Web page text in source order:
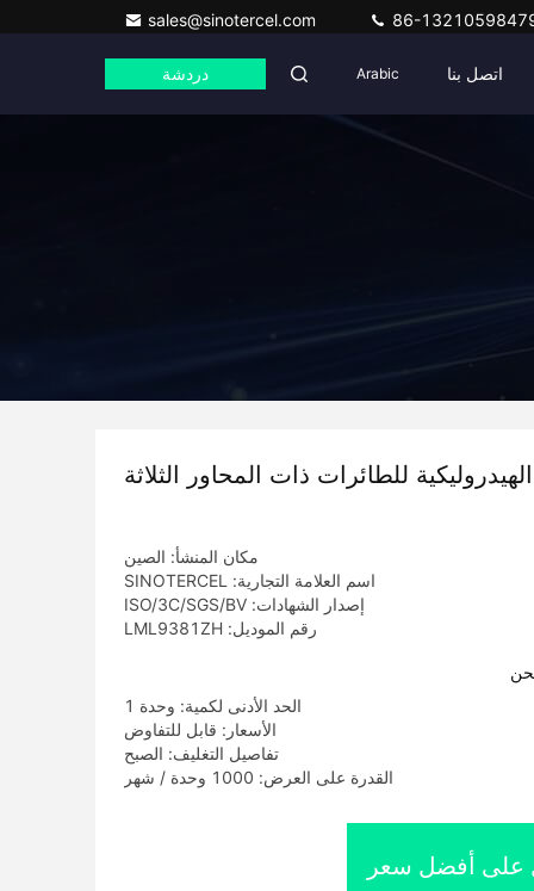
sales@sinotercel.com 86-
اتصل بنا Arabic دردشة
للطائرات ذات المحاور الثلاثة
مكان المنشأ: الصين
اسم العلامة التجارية: SINOTERCEL
إصدار الشهادات: ISO/3C/SGS/BV
رقم الموديل: LML9381ZH
الحد الأدنى لكمية: وحدة 1
الأسعار: قابل للتفاوض
تفاصيل التغليف: الصبح
القدرة على العرض: 1000 وحدة / شهر
على أفضل سعر